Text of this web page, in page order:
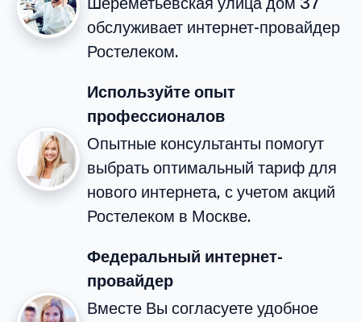
обслуживает интернет-провайдер
Ростелеком.
Используйте опыт
профессионалов
Опытные консультанты помогут
выбрать оптимальный тариф для
нового интернета, с учетом акций
Ростелеком в Москве.
Федеральный интернет-
провайдер
Вместе Вы согласуете удобное